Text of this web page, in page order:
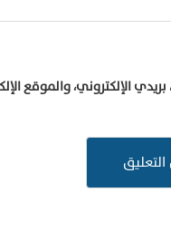
الإلكتروني، والموقع